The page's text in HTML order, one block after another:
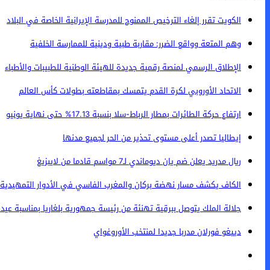
الكويت تقرر إلغاء الترخيص الممنوح للمدرسة الإيرانية الخاصة في البلاد
وهم المتعة وواقع الضرر: مقاربة طبية ودينية للممارسة الخلفية
الإطلاق الرسمي لمنصة رقمية جديدة للهيئة الوطنية للطبيبات والأطباء
الاتحاد الأوروبي لكرة القدم يتمسك بمقاطعته بطولات كأس العالم
ارتفاع حركة الطائرات بمطار الرباط-سلا بنسبة 17.13% حتى نهاية يونيو
إيطاليا تصدر أعلى مستوى تحذير من الحر لجميع مدنها
ريال مدريد يعلن ضم يان ديوماندي لـ7 مواسم قادما من لايبزيغ
الكاف يكشف مسار نهضة بركان والمغرب الفاسي في الأدوار التمهيدية
جلالة الملك يتوصل ببرقية تهنئة من رئيسة جمهورية بلغاريا بمناسبة
دييغو فورلان مدربا جديدا لمنتخب الأوروغواي